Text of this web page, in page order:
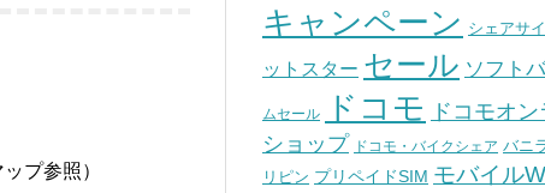
プ参照）
キャンペーン シェアサ
ットスター セール ソフト
ムセール ドコモ
ドコモオ
ショップ ドコモ・バイクシェア バニ
リピン プリペイドSIM モバイル